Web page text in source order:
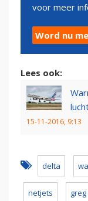
voor meer
Word nu
Lees ook:
15-11-2016, 9:13
delta
netjets